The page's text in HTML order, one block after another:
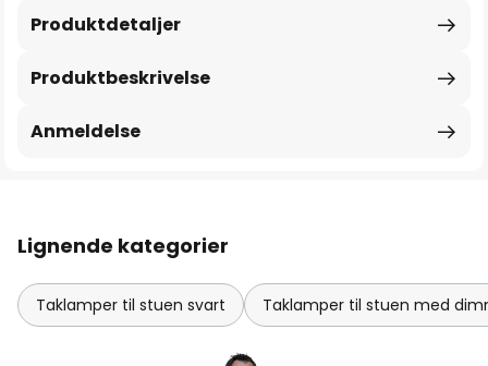
Produktbeskrivelse
Produktdetaljer
Anmeldelse
Lignende kategorier
Taklamper til stuen svart Taklamper til stuen med